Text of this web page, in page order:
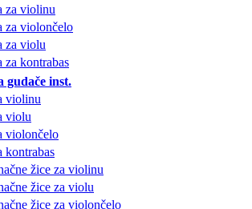
za violinu
za violončelo
za violu
za kontrabas
gudače inst.
violinu
violu
violončelo
kontrabas
žice za violinu
žice za violu
žice za violončelo